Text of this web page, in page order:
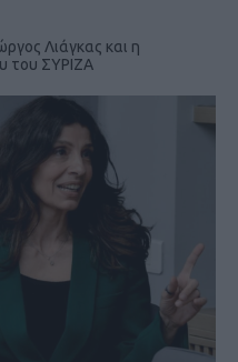
Λιάγκας και η
του ΣΥΡΙΖΑ